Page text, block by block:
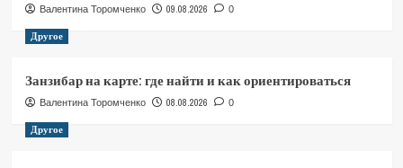
Валентина Торомченко 09.08.2026 0
Другое
Занзибар на карте: где найти и как ориентироваться
Валентина Торомченко 08.08.2026 0
Другое